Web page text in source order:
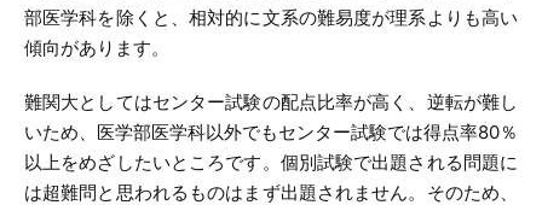
部医学科を除くと、相対的に文系の難易度が理系よりも高い
傾向があります。
難関大としてはセンター試験の配点比率が高く、逆転が難し
いため、医学部医学科以外でもセンター試験では得点率80％
以上をめざしたいところです。個別試験で出題される問題に
は超難問と思われるものはまず出題されません。そのため、